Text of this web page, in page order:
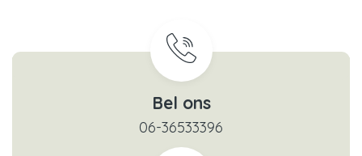
Bel ons
06-36533396